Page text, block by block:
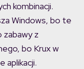
kombinacji.
Windows, bo te
zabawy z
bo Krux w
aplikacji.